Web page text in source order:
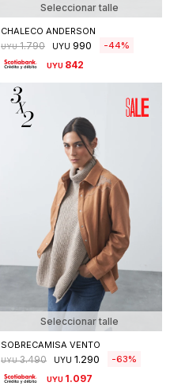
Seleccionar talle
CHALECO ANDERSON
UYU 1.790 UYU 990 44
UYU 842
Seleccionar talle
SOBRECAMISA VENTO
UYU 3.490 UYU 1.290 63
UYU 1.097